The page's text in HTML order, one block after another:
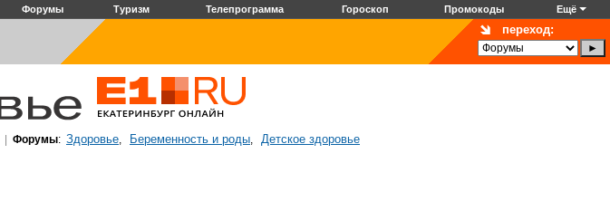
Форумы Туризм Телепрограмма Гороскоп Промокоды Ещё
переход:
Форумы: Здоровье, Беременность и роды, Детское здоровье